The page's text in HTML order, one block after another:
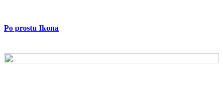
Po prostu Ikona